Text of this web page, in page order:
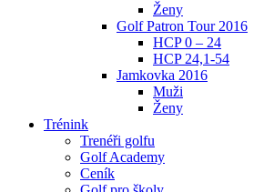
Ženy
Golf Patron Tour 2016
HCP 0 – 24
HCP 24,1-54
Jamkovka 2016
Muži
Ženy
Trénink
Trenéři golfu
Golf Academy
Ceník